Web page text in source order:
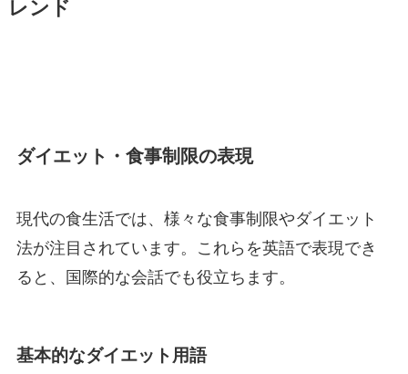
レンド
ダイエット・食事制限の表現
現代の食生活では、様々な食事制限やダイエット
法が注目されています。これらを英語で表現でき
ると、国際的な会話でも役立ちます。
基本的なダイエット用語